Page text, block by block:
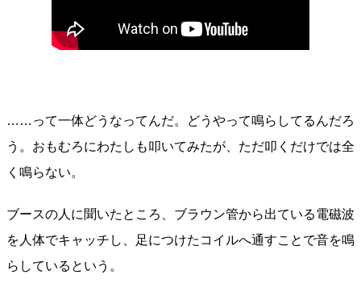
……って一体どうなってんだ。どうやって鳴らしてるんだろ
う。おもむろにわたしも叩いてみたが、ただ叩くだけでは全
く鳴らない。
ブースの人に聞いたところ、ブラウン管から出ている電磁波
を人体でキャッチし、足につけたコイルへ通すことで音を鳴
らしているという。